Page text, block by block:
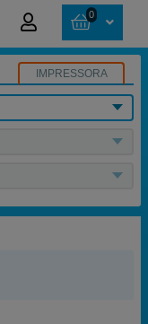
0
IMPRESSORA